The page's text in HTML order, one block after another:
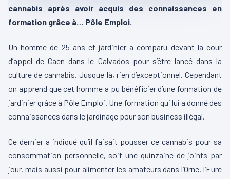
cannabis après avoir acquis des connaissances en
formation grâce à… Pôle Emploi.
Un homme de 25 ans et jardinier a comparu devant la cour
d’appel de Caen dans le Calvados pour s’être lancé dans la
culture de cannabis. Jusque là, rien d’exceptionnel. Cependant
on apprend que cet homme a pu bénéficier d’une formation de
jardinier grâce à Pôle Emploi. Une formation qui lui a donné des
connaissances dans le jardinage pour son business illégal.
Ce dernier a indiqué qu’il faisait pousser ce cannabis pour sa
consommation personnelle, soit une quinzaine de joints par
jour, mais aussi pour alimenter les amateurs dans l’Orne, l’Eure